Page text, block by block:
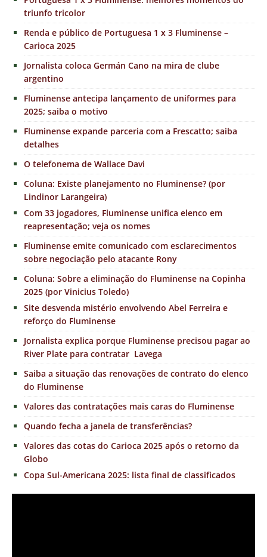
triunfo tricolor
Renda e público de Portuguesa 1 x 3 Fluminense –
Carioca 2025
Jornalista coloca Germán Cano na mira de clube
argentino
Fluminense antecipa lançamento de uniformes para
2025; saiba o motivo
Fluminense expande parceria com a Frescatto; saiba
detalhes
O telefonema de Wallace Davi
Coluna: Existe planejamento no Fluminense? (por
Lindinor Larangeira)
Com 33 jogadores, Fluminense unifica elenco em
reapresentação; veja os nomes
Fluminense emite comunicado com esclarecimentos
sobre negociação pelo atacante Rony
Coluna: Sobre a eliminação do Fluminense na Copinha
2025 (por Vinicius Toledo)
Site desvenda mistério envolvendo Abel Ferreira e
reforço do Fluminense
Jornalista explica porque Fluminense precisou pagar ao
River Plate para contratar Lavega
Saiba a situação das renovações de contrato do elenco
do Fluminense
Valores das contratações mais caras do Fluminense
Quando fecha a janela de transferências?
Valores das cotas do Carioca 2025 após o retorno da
Globo
Copa Sul-Americana 2025: lista final de classificados